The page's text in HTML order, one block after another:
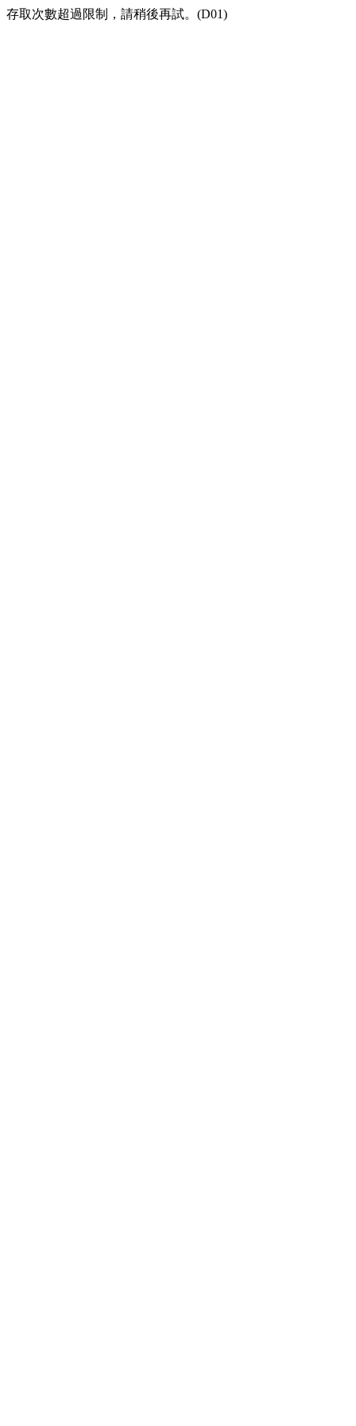
存取次數超過限制，請稍後再試。(D01)